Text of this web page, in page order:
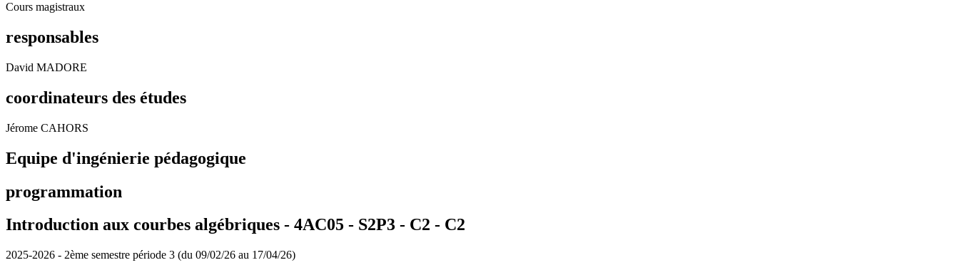
Cours magistraux
responsables
David MADORE
coordinateurs des études
Jérome CAHORS
Equipe d'ingénierie pédagogique
programmation
Introduction aux courbes algébriques - 4AC05 - S2P3 - C2 - C2
2025-2026 - 2ème semestre période 3 (du 09/02/26 au 17/04/26)